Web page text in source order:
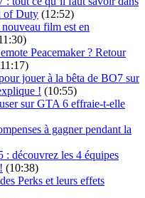
of Duty (12:52)
film est en
Peacemaker ? Retour
jouer à la bêta de BO7 sur
! (10:55)
sur GTA 6 effraie-t-elle
à gagner pendant la
découvrez les 4 équipes
(10:38)
Perks et leurs effets